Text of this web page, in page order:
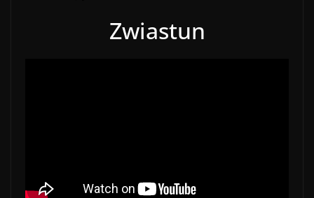
Zwiastun